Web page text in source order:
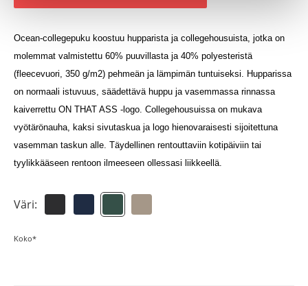
Ocean-collegepuku koostuu hupparista ja collegehousuista, jotka on
molemmat valmistettu 60% puuvillasta ja 40% polyesteristä
(fleecevuori, 350 g/m2) pehmeän ja lämpimän tuntuiseksi. Hupparissa
on normaali istuvuus, säädettävä huppu ja vasemmassa rinnassa
kaiverrettu ON THAT ASS -logo. Collegehousuissa on mukava
vyötärönauha, kaksi sivutaskua ja logo hienovaraisesti sijoitettuna
vasemman taskun alle. Täydellinen rentouttaviin kotipäiviin tai
tyylikkääseen rentoon ilmeeseen ollessasi liikkeellä.
Väri:
Koko*